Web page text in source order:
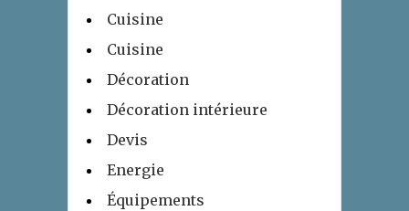
Cuisine
Cuisine
Décoration
Décoration intérieure
Devis
Energie
Équipements